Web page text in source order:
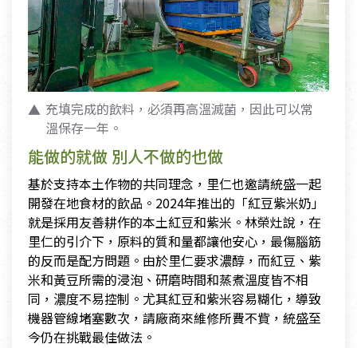
充填完成的飲料，必須再高溫滅菌，因此可以常
溫保存一年。
能做的就做 別人不做的也做
基於支持本土作物的共同理念，里仁也邀請統盛一起
開發在地食材的飲品。2024年推出的「紅豆紫米奶」
就是採用友善耕作的本土紅豆和紫米。林榮灶說，在
里仁的引介下，原料的質和量都讓他安心，最傷腦筋
的反而是配方問題。由於里仁要求濃醇，而紅豆、紫
米和黃豆所需的浸泡、研磨時間和蒸煮溫度皆不相
同，濃度不易控制。尤其紅豆和紫米容易糊化，導致
機器管線堵塞數次，請廠商來維修所費不貲，統盛至
今仍在挑戰最佳做法。